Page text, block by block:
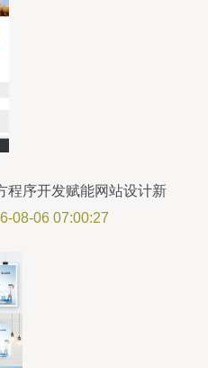
程序开发赋能网站设计新
验
08-06 07:00:27